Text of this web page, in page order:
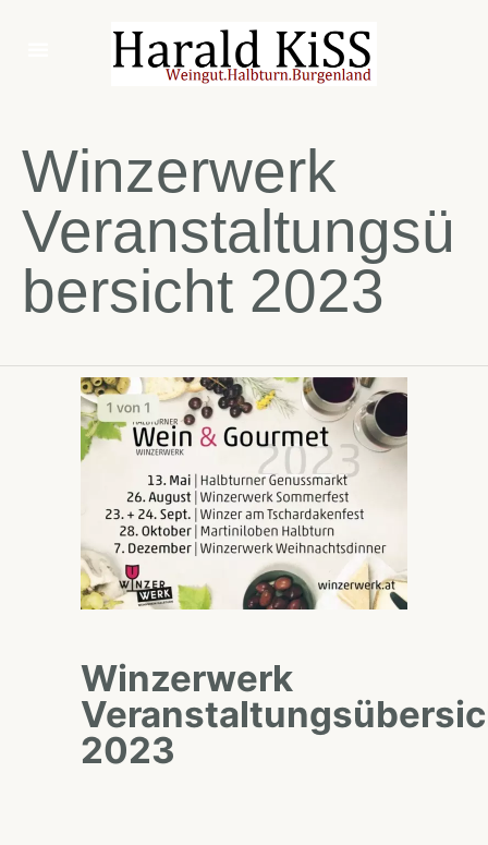
Winzerwerk
Veranstaltungsü
bersicht 2023
Winzerwerk
2023